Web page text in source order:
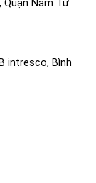
Quận Nam Từ
intresco, Bình